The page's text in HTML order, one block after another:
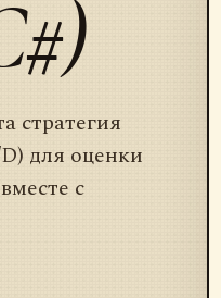
стратегия
для оценки
с